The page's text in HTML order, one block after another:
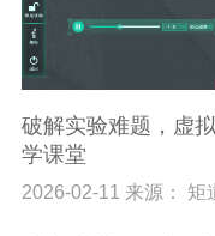
破解实验难题，虚
学课堂
2026-02-11 来源： 矩